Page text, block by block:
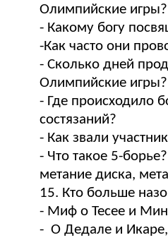
Олимпийские игры?
- Какому богу
-Как часто они
- Сколько дней
Олимпийские игры?
- Где происходило
состязаний?
- Как звали
- Что такое 5-
метание диска,
15. Кто больше
- Миф о Тесее и
- О Дедале и Икаре,